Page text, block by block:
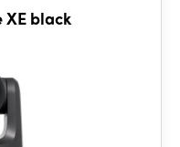
XE black